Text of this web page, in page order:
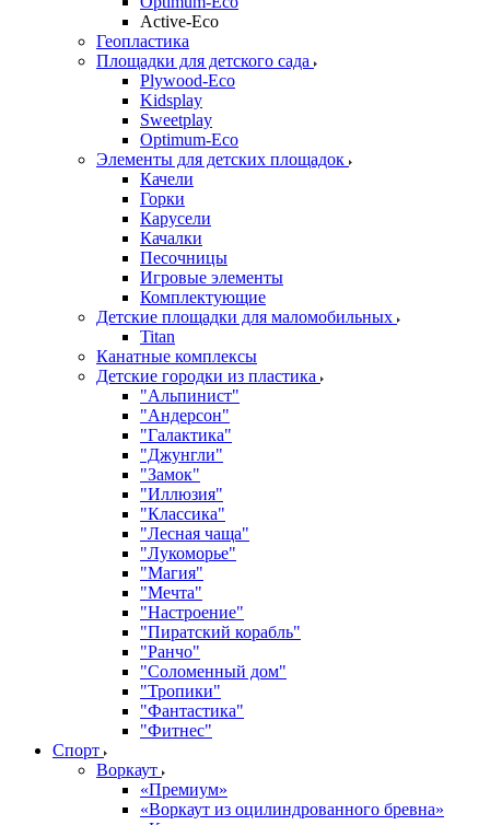
Active-Eco
Геопластика
Площадки для детского сада
Plywood-Eco
Kidsplay
Sweetplay
Оptimum-Еco
Элементы для детских площадок
Качели
Горки
Карусели
Качалки
Песочницы
Игровые элементы
Комплектующие
Детские площадки для маломобильных
Titan
Канатные комплексы
Детские городки из пластика
"Альпинист"
"Андерсон"
"Галактика"
"Джунгли"
"Замок"
"Иллюзия"
"Классика"
"Лесная чаща"
"Лукоморье"
"Магия"
"Мечта"
"Настроение"
"Пиратский корабль"
"Ранчо"
"Соломенный дом"
"Тропики"
"Фантастика"
"Фитнес"
Спорт
Воркаут
«Премиум»
«Воркаут из оцилиндрованного бревна»